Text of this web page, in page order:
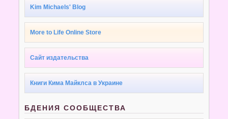
Kim Michaels' Blog
More to Life Online Store
Сайт издательства
Книги Кима Майклса в Украине
БДЕНИЯ СООБЩЕСТВА